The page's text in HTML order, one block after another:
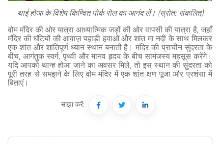
थाई होआ के विशेष किण्वित पोर्क रोल का आनंद लें। (स्रोत: संकलित)
वोम मंदिर की ओर यात्रा आध्यात्मिक जड़ों की ओर वापसी की यात्रा है, जहाँ
मंदिर की घंटियों की आवाज़ पहाड़ी हवाओं और शांत मा नदी के साथ मिलकर
एक शांत और शांतिपूर्ण ध्यान स्थान बनाती है। मंदिर की प्राचीन सुंदरता के
बीच, आगंतुक स्वर्ग, पृथ्वी और मानव हृदय के बीच सामंजस्य महसूस करेंगे।
यदि आपको थान्ह होआ जाने का अवसर मिले, तो इस स्थान की सुंदरता को
पूरी तरह से समझने के लिए वोम मंदिर में एक शांत क्षण पूजा और प्रशंसा में
बिताएं।
साझा करें: